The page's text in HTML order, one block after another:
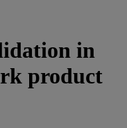
in
product